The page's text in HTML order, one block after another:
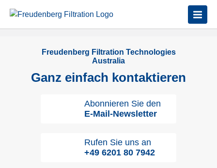
Freudenberg Filtration Technologies
Australia
Ganz einfach kontaktieren
Abonnieren Sie den
E-Mail-Newsletter
Rufen Sie uns an
+49 6201 80 7942